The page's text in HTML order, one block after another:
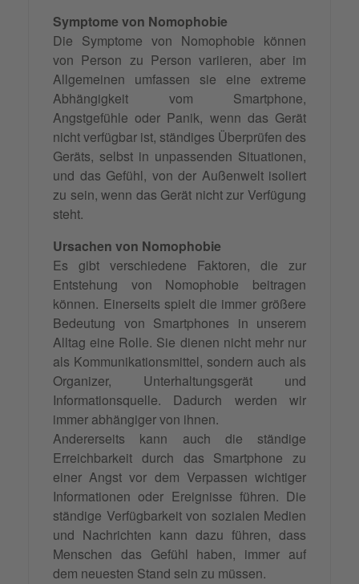
Symptome von Nomophobie
Die Symptome von Nomophobie können
von Person zu Person variieren, aber im
Allgemeinen umfassen sie eine extreme
Abhängigkeit vom Smartphone,
Angstgefühle oder Panik, wenn das Gerät
nicht verfügbar ist, ständiges Überprüfen des
Geräts, selbst in unpassenden Situationen,
und das Gefühl, von der Außenwelt isoliert
zu sein, wenn das Gerät nicht zur Verfügung
steht.
Ursachen von Nomophobie
Es gibt verschiedene Faktoren, die zur
Entstehung von Nomophobie beitragen
können. Einerseits spielt die immer größere
Bedeutung von Smartphones in unserem
Alltag eine Rolle. Sie dienen nicht mehr nur
als Kommunikationsmittel, sondern auch als
Organizer, Unterhaltungsgerät und
Informationsquelle. Dadurch werden wir
immer abhängiger von ihnen.
Andererseits kann auch die ständige
Erreichbarkeit durch das Smartphone zu
einer Angst vor dem Verpassen wichtiger
Informationen oder Ereignisse führen. Die
ständige Verfügbarkeit von sozialen Medien
und Nachrichten kann dazu führen, dass
Menschen das Gefühl haben, immer auf
dem neuesten Stand sein zu müssen.